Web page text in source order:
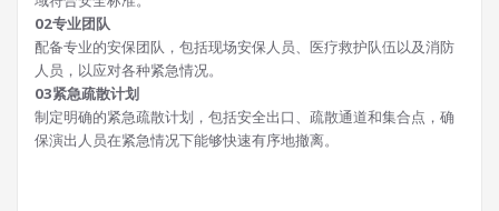
02专业团队
配备专业的安保团队，包括现场安保人员、医疗救护队伍以及消防
人员，以应对各种紧急情况。
03紧急疏散计划
制定明确的紧急疏散计划，包括安全出口、疏散通道和集合点，确
保演出人员在紧急情况下能够快速有序地撤离。